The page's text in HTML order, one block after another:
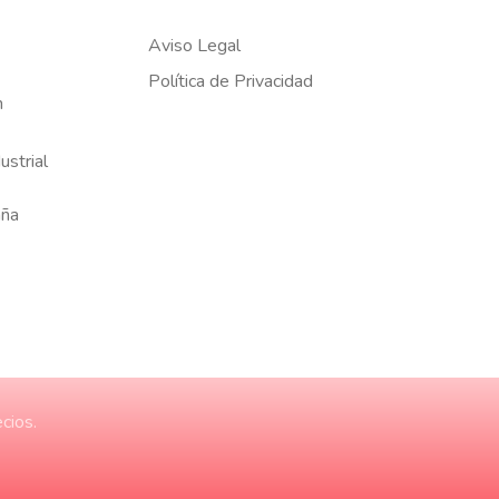
Aviso Legal
Política de Privacidad